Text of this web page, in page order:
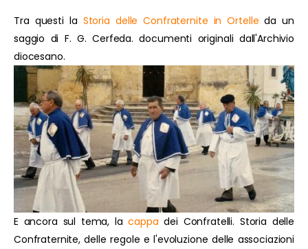
Tra questi la Storia delle Confraternite in Ortelle da un
saggio di F. G. Cerfeda. documenti originali dall'Archivio
diocesano.
E ancora sul tema, lacappa dei Confratelli. Storia delle
Confraternite, delle regole e l'evoluzione delle associazioni